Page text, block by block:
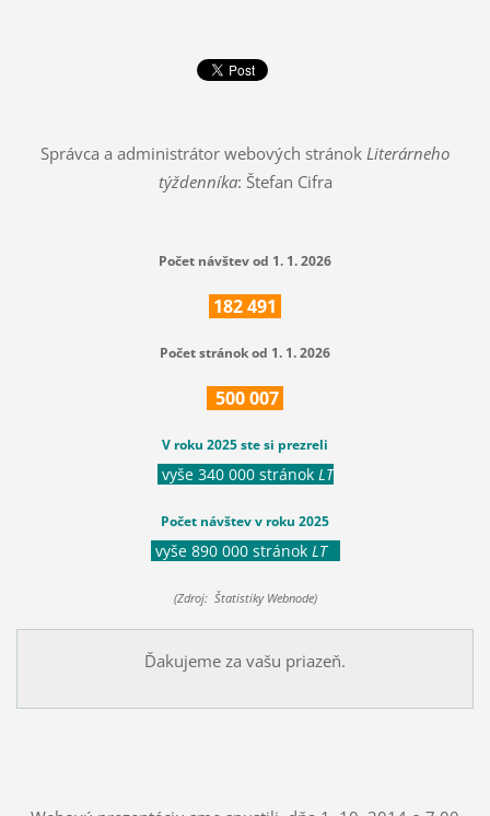
Správca a administrátor webových stránok Literárneho
týždenníka: Štefan Cifra
Počet návštev od 1. 1. 2026
182491
Počet stránok od 1. 1. 2026
500007
V roku 2025 ste si prezreli
vyše 340 000 stránok LT
Počet návštev v roku 2025
vyše 890 000 stránok LT
(Zdroj: Štatistiky Webnode)
Ďakujeme za vašu priazeň.